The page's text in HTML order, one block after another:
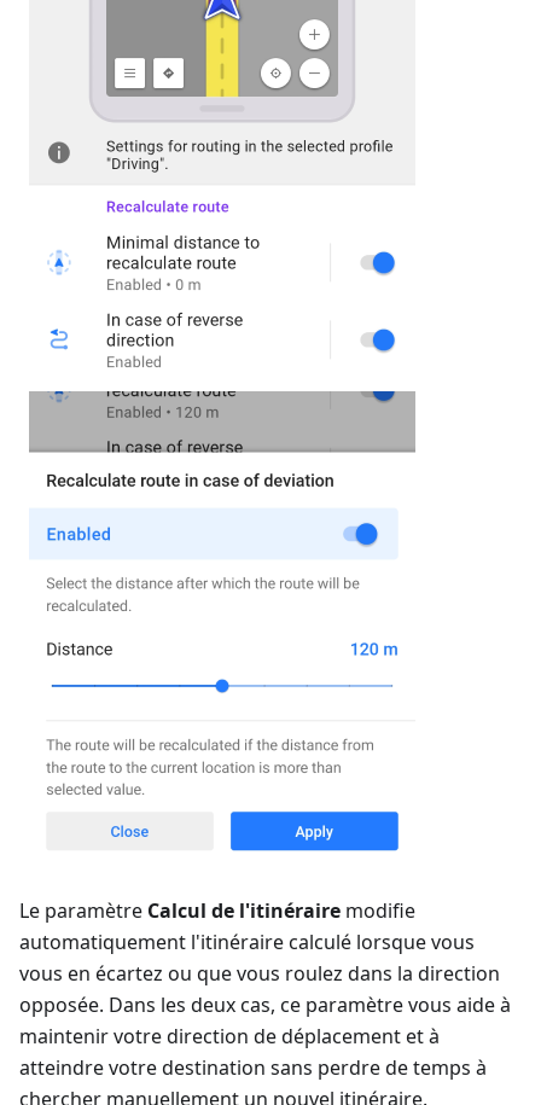
Le paramètre Calcul de l'itinéraire modifie
automatiquement l'itinéraire calculé lorsque vous
vous en écartez ou que vous roulez dans la direction
opposée. Dans les deux cas, ce paramètre vous aide à
maintenir votre direction de déplacement et à
atteindre votre destination sans perdre de temps à
chercher manuellement un nouvel itinéraire.